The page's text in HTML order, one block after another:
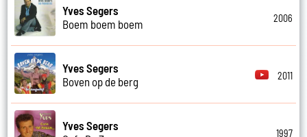
Yves Segers
Boem boem boem
2006
Yves Segers
Boven op de berg
2011
Yves Segers
1997